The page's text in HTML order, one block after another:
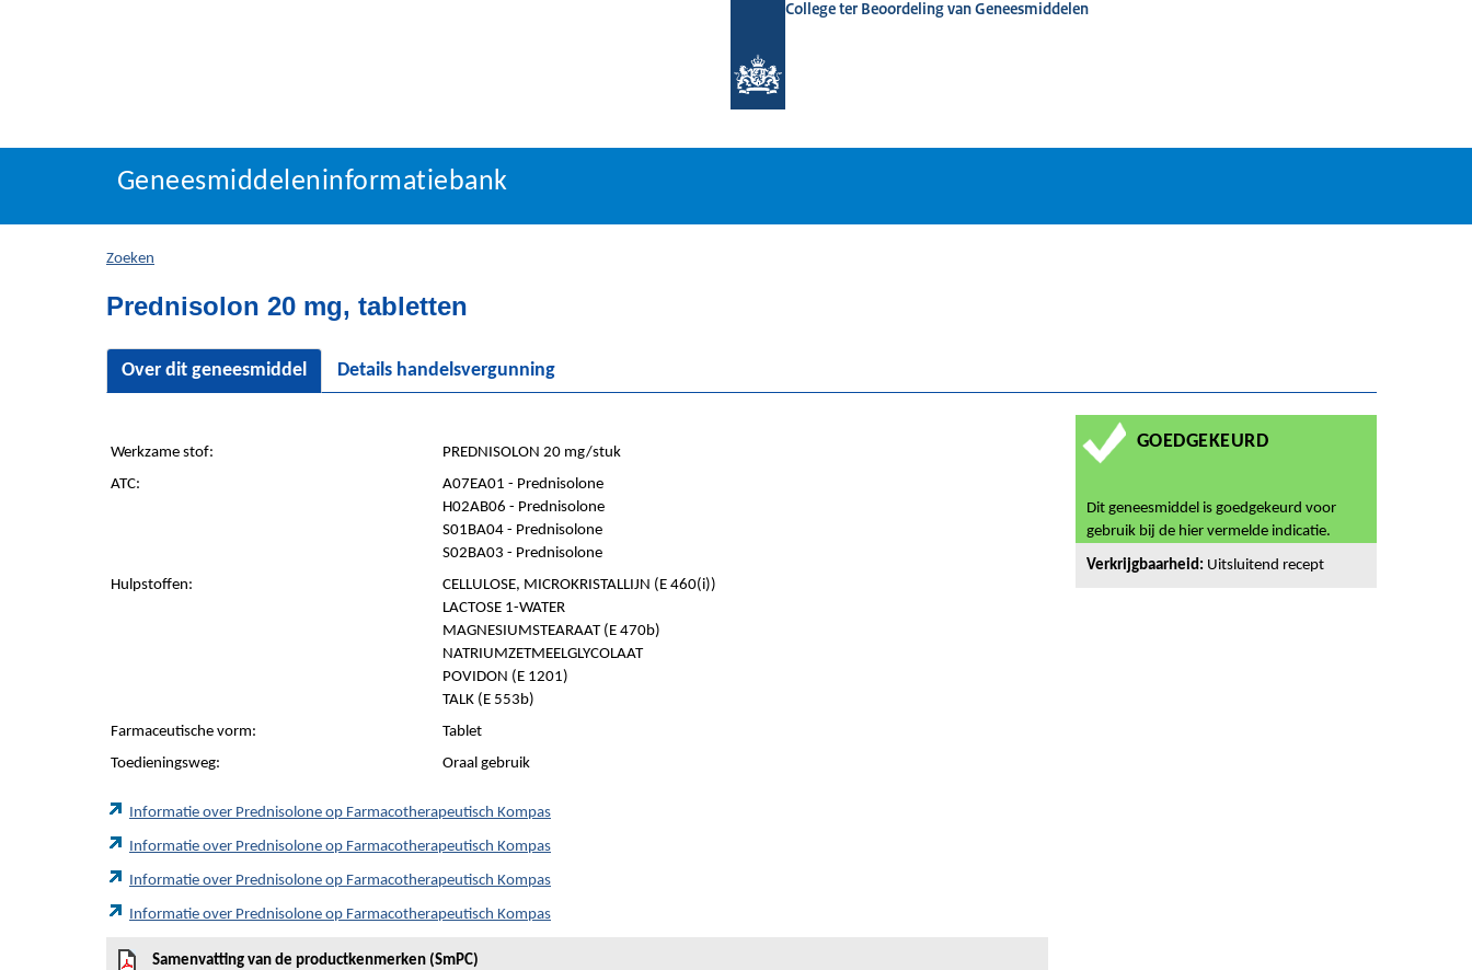
College ter Beoordeling van Geneesmiddelen
Geneesmiddeleninformatiebank
U
hier:
Geneesmiddeleninformatiebank
Zoeken
Prednisolon 20 mg, tabletten
Over dit geneesmiddel Details handelsvergunning
Werkzame stof:
PREDNISOLON 20 mg/stuk
ATC:
A07EA01 - Prednisolone
H02AB06 - Prednisolone
S01BA04 - Prednisolone
S02BA03 - Prednisolone
Hulpstoffen:
CELLULOSE, MICROKRISTALLIJN (E 460(i))
LACTOSE 1-WATER
MAGNESIUMSTEARAAT (E 470b)
NATRIUMZETMEELGLYCOLAAT
POVIDON (E 1201)
TALK (E 553b)
Farmaceutische vorm:
Tablet
Toedieningsweg:
Oraal gebruik
Informatie over Prednisolone op Farmacotherapeutisch Kompas
Informatie over Prednisolone op Farmacotherapeutisch Kompas
Informatie over Prednisolone op Farmacotherapeutisch Kompas
Informatie over Prednisolone op Farmacotherapeutisch Kompas
Samenvatting van de productkenmerken (SmPC)
GOEDGEKEURD
Dit geneesmiddel is goedgekeurd voor
gebruik bij de hier vermelde indicatie.
Verkrijgbaarheid: Uitsluitend recept